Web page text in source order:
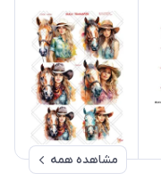
مشاهده همه